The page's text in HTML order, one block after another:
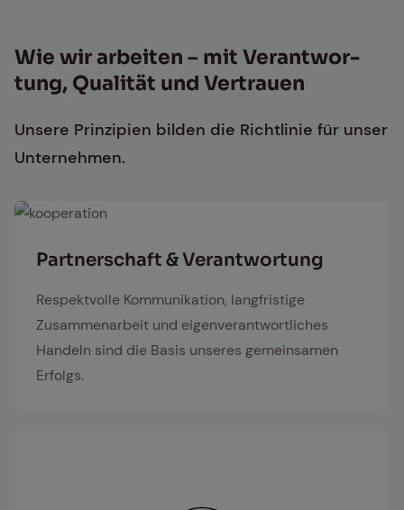
Wie wir ar­bei­ten – mit Ver­ant­wor­
tung, Qua­li­tät und Ver­trau­en
Unsere Prinzipien bilden die Richtlinie für unser
Unternehmen.
Part­ner­schaft & Ver­ant­wor­tung
Respektvolle Kommunikation, langfristige
Zusammenarbeit und eigenverantwortliches
Handeln sind die Basis unseres gemeinsamen
Erfolgs.